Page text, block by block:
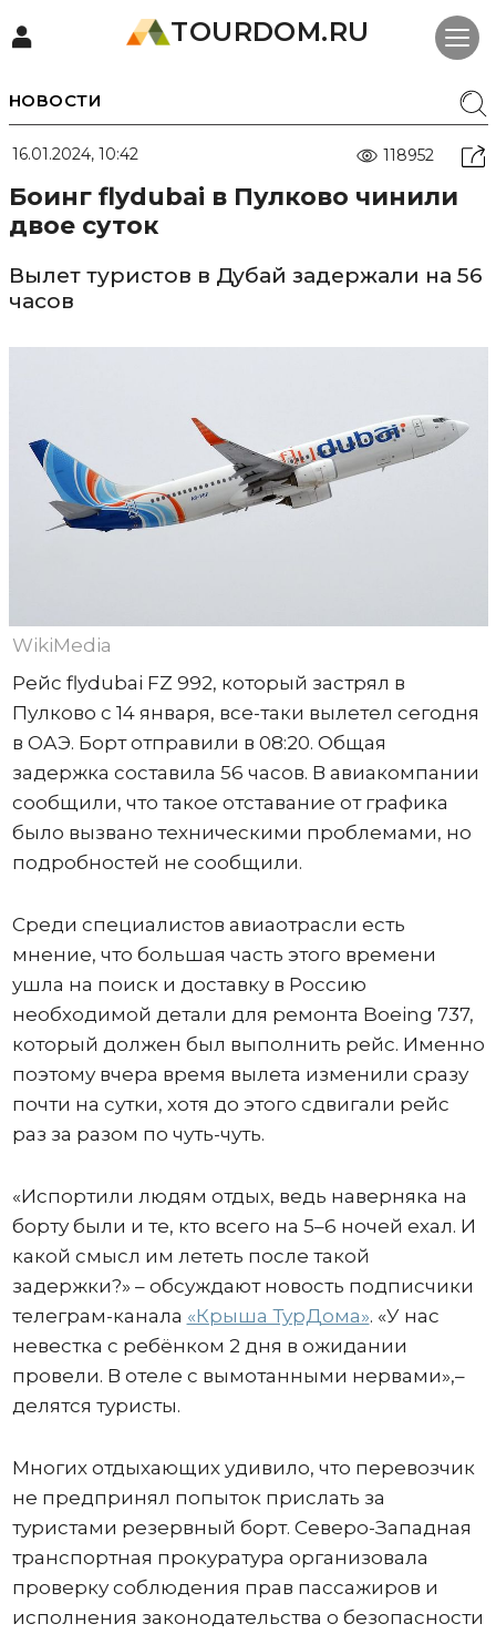
TOURDOM.RU
НОВОСТИ
16.01.2024, 10:42 118952
Боинг flydubai в Пулково чинили
двое суток
Вылет туристов в Дубай задержали на 56
часов
WikiMedia
Рейс flydubai FZ 992, который застрял в
Пулково с 14 января, все-таки вылетел сегодня
в ОАЭ. Борт отправили в 08:20. Общая
задержка составила 56 часов. В авиакомпании
сообщили, что такое отставание от графика
было вызвано техническими проблемами, но
подробностей не сообщили.
Среди специалистов авиаотрасли есть
мнение, что большая часть этого времени
ушла на поиск и доставку в Россию
необходимой детали для ремонта Boeing 737,
который должен был выполнить рейс. Именно
поэтому вчера время вылета изменили сразу
почти на сутки, хотя до этого сдвигали рейс
раз за разом по чуть-чуть.
«Испортили людям отдых, ведь наверняка на
борту были и те, кто всего на 5–6 ночей ехал. И
какой смысл им лететь после такой
задержки?» – обсуждают новость подписчики
телеграм-канала «Крыша ТурДома». «У нас
невестка с ребёнком 2 дня в ожидании
провели. В отеле с вымотанными нервами»,–
делятся туристы.
Многих отдыхающих удивило, что перевозчик
не предпринял попыток прислать за
туристами резервный борт. Северо-Западная
транспортная прокуратура организовала
проверку соблюдения прав пассажиров и
исполнения законодательства о безопасности